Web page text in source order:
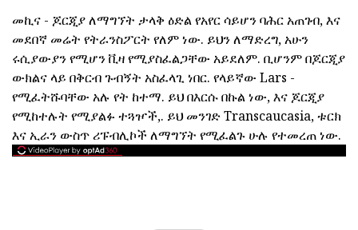
መኪና - ጆርጂያ ለማግኘት ታላቅ ዕድል የአየር ሳይሆን ባሕር አጠገብ, እና
መደበኛ መሬት የትራንስፖርት የለም ነው. ይህን ለማድረግ, አሁን
ሩሲያውያን የሚሆን ቪዛ የሚያስፈልጋቸው አይደለም. ቢሆንም በጆርጂያ
ውክልና ላይ በቅርብ ጉብኝት አስፈላጊ ነበር. የላይኛው Lars -
የሚፈትሹባቸው አሉ የት ከተማ. ይህ በእርሱ በኩል ነው, እና ጆርጂያ
የሚከተሉት የሚያልፉ ተጓዦች,. ይህ መንገድ Transcaucasia, ቱርክ
እና ኢራን ውስጥ ሪፑብሊኮች ለማግኘት የሚፈልጉ ሁሉ የተመረጠ ነው.